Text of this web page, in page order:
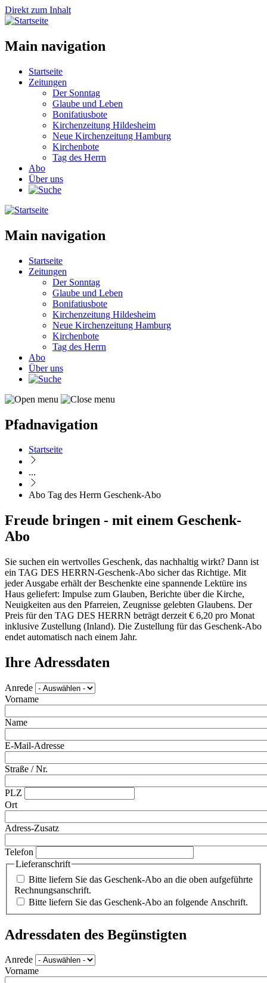
Direkt zum Inhalt
Main navigation
Startseite
Zeitungen
Der Sonntag
Glaube und Leben
Bonifatiusbote
Kirchenzeitung Hildesheim
Neue Kirchenzeitung Hamburg
Kirchenbote
Tag des Herrn
Abo
Über uns
Main navigation
Startseite
Zeitungen
Der Sonntag
Glaube und Leben
Bonifatiusbote
Kirchenzeitung Hildesheim
Neue Kirchenzeitung Hamburg
Kirchenbote
Tag des Herrn
Abo
Über uns
Pfadnavigation
Startseite
...
Abo Tag des Herrn Geschenk-Abo
Freude bringen - mit einem Geschenk-
Abo
Sie suchen ein wertvolles Geschenk, das nachhaltig wirkt? Dann ist
ein TAG DES HERRN-Geschenk-Abo sicher das Richtige. Mit
jeder Ausgabe erhält der Beschenkte eine spannende Lektüre ins
Haus geliefert: Impulse zum Glauben, Berichte über die Kirche,
Neuigkeiten aus den Pfarreien, Zeugnisse gelebten Glaubens. Der
Preis für den TAG DES HERRN beträgt derzeit € 6,20 pro Monat
inklusive Zustellung (Inland). Die Zustellung für das Geschenk-Abo
endet automatisch nach einem Jahr.
Ihre Adressdaten
Anrede
Vorname
Name
E-Mail-Adresse
Straße / Nr.
PLZ
Ort
Adress-Zusatz
Telefon
Lieferanschrift
Bitte liefern Sie das Geschenk-Abo an die oben aufgeführte
Rechnungsanschrift.
Bitte liefern Sie das Geschenk-Abo an folgende Anschrift.
Adressdaten des Begünstigten
Anrede
Vorname